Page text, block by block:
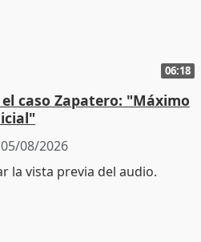
06:18
caso Zapatero: "Máximo
05/08/2026